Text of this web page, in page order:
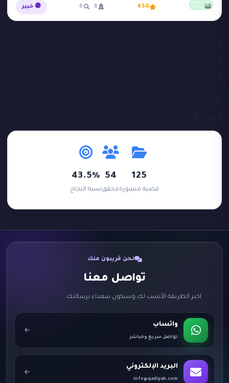
مجانية 450
6
6 🟣 خبير 📖
125
قضية منشورة
54
محقق
43.5%
نسبة النجاح
نحن قريبون منك
تواصل معنا
اختر الطريقة الأنسب لك وسنكون سعداء برسالتك.
واتساب
تواصل سريع ومباشر
البريد الإلكتروني
info@qadiyah.com